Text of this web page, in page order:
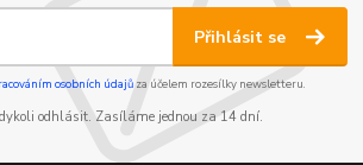
Přihlásit se
osobních údajůza účelem rozesílky newsletteru.
odhlásit. Zasíláme jednou za 14 dní.